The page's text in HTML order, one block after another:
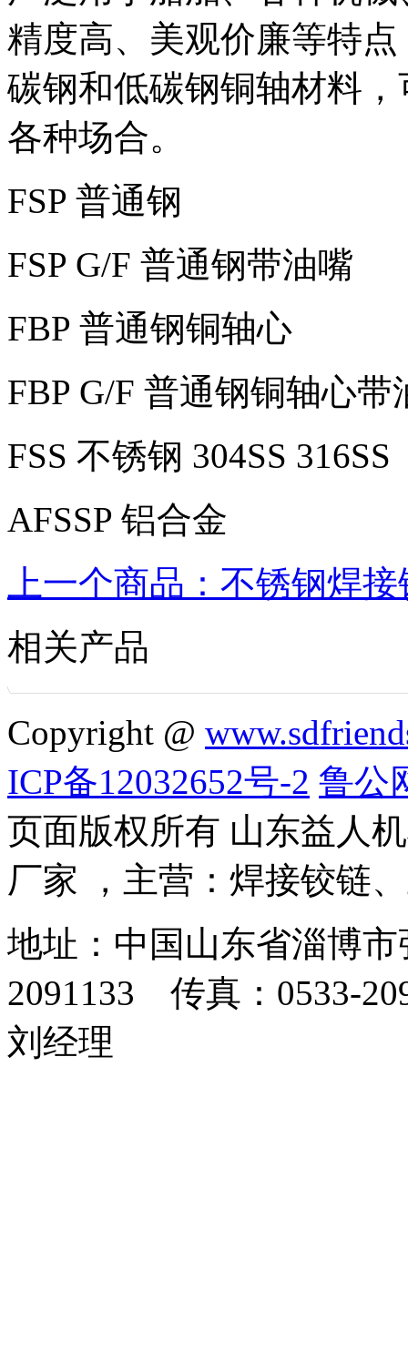
精度高、美观价廉等特
碳钢和低碳钢铜轴材料
各种场合。
FSP 普通钢
FSP G/F 普通钢带油嘴
FBP 普通钢铜轴心
FBP G/F 普通钢铜轴心带
FSS 不锈钢 304SS 316SS
AFSSP 铝合金
上一个商品：不锈钢焊
相关产品
Copyright @
ICP备12032652号-2 鲁公
页面版权所有 山东益人
厂家 ，主营：焊接铰链
地址：中国山东省淄博
2091133 传真：0533-
刘经理